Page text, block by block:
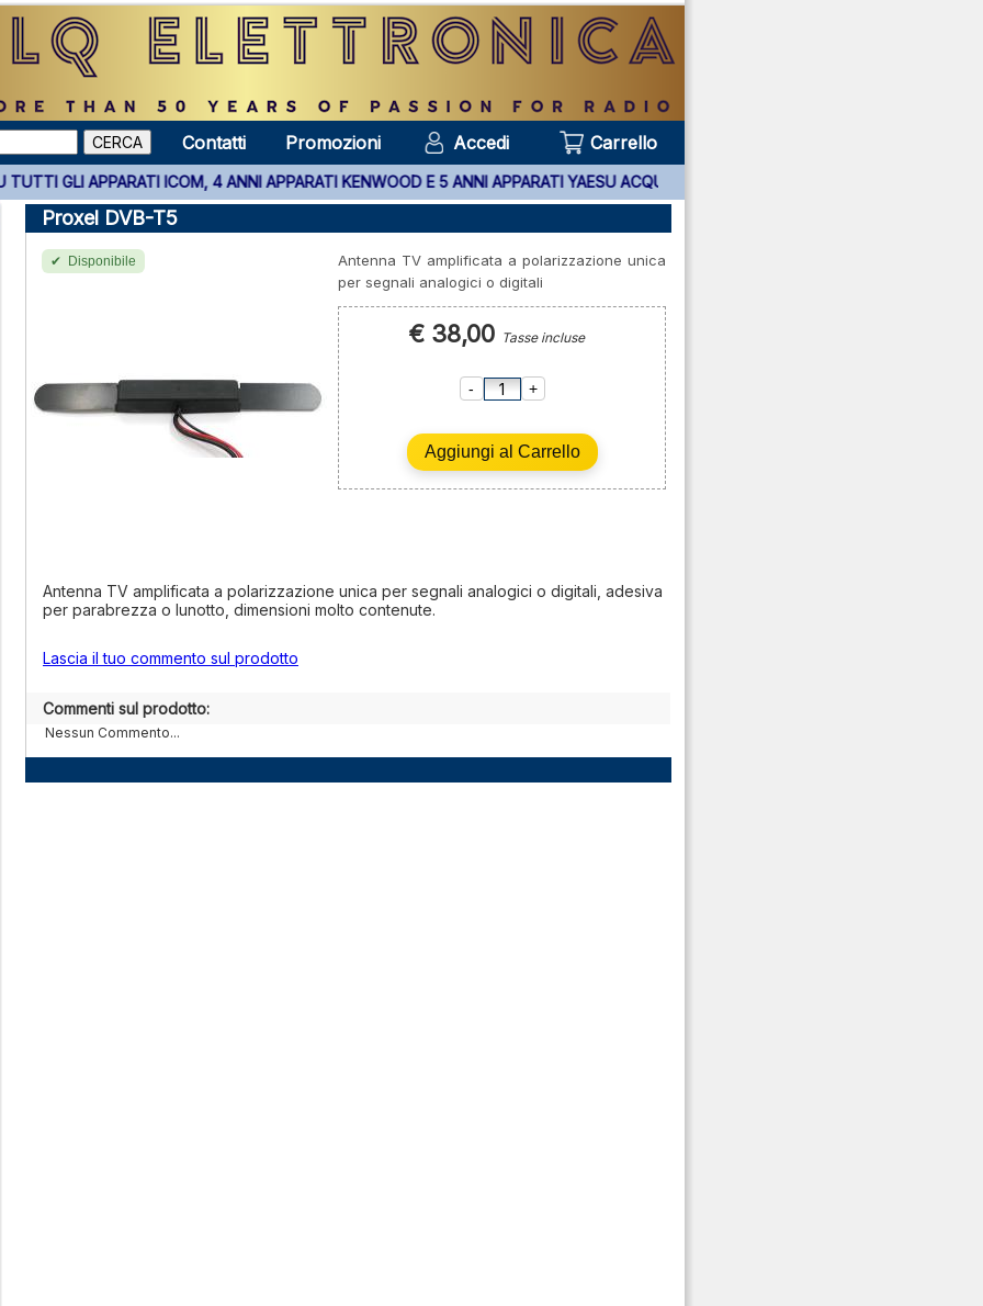
Contatti Promozioni Accedi Carrello
SU TUTTI GLI APPARATI ICOM, 4 ANNI APPARATI KENWOOD E 5 ANNI APPARATI YAESU ACQUISTATI PRESSO DI NOI ***
Proxel DVB-T5
Disponibile
Antenna TV amplificata a polarizzazione unica
per segnali analogici o digitali
€ 38,00 Tasse incluse
- +
Antenna TV amplificata a polarizzazione unica per segnali analogici o digitali, adesiva
per parabrezza o lunotto, dimensioni molto contenute.
Lascia il tuo commento sul prodotto
Commenti sul prodotto:
Nessun Commento...